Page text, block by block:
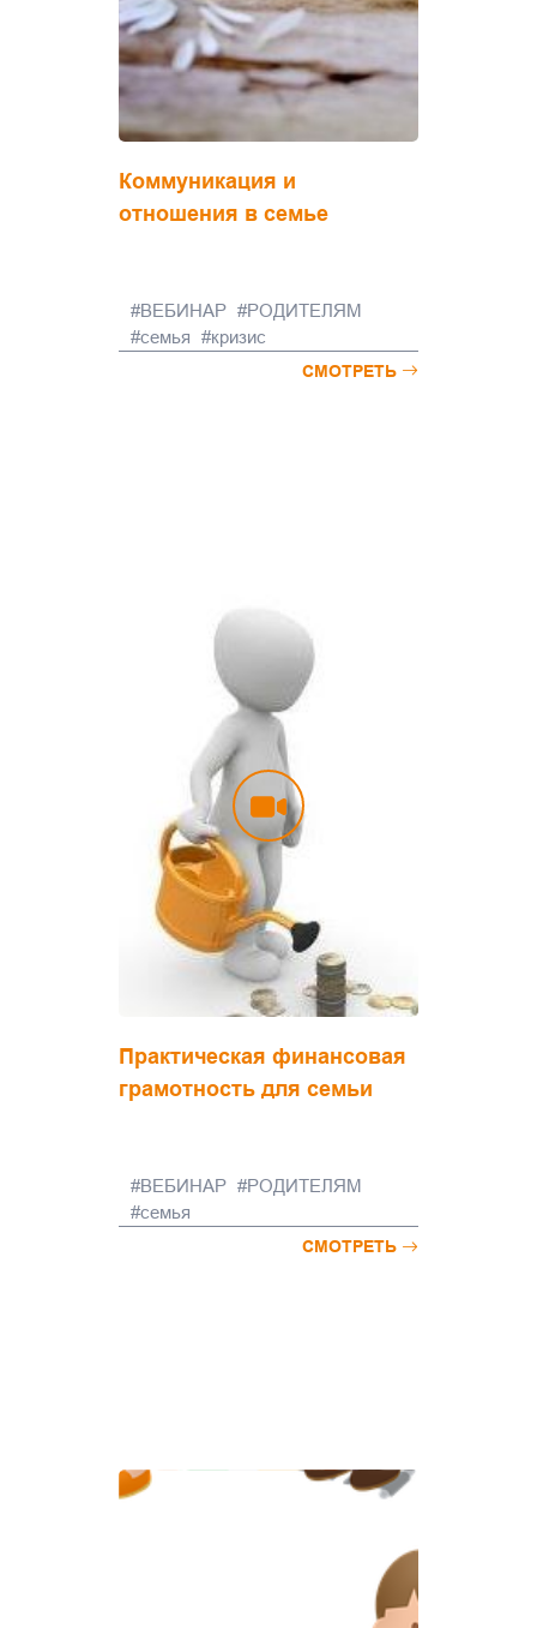
Коммуникация и
отношения в семье
ВЕБИНАР
РОДИТЕЛЯМ
семья
кризис
СМОТРЕТЬ
Практическая финансовая
грамотность для семьи
ВЕБИНАР
РОДИТЕЛЯМ
семья
СМОТРЕТЬ